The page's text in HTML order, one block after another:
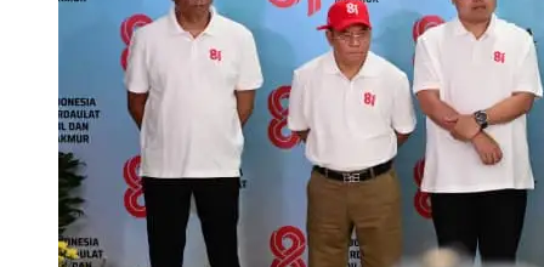
Nasional